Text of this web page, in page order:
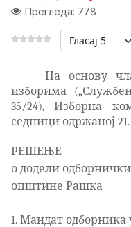
Прегледа: 778
Оцените
На основу
изборима
35/24), Изборна
седници одржаној 21.
РЕШЕЊЕ
о додели
општине Рашка
1. Мандат